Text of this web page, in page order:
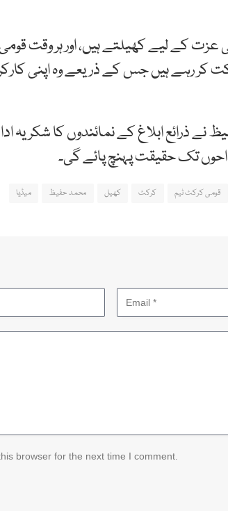
کے لیے کھیلتے ہیں، اور ہر وقت
کر رہے ہیں جس کے ذریعے وہ اپنی
نے ذرائع ابلاغ کے نمائندوں کا شکریہ
تک حقیقت پہنچ پائے گی۔
قومی کرکٹ ٹیم کرکٹ کھیل محمد حفیظ میڈیا
browser for the next time I comment.